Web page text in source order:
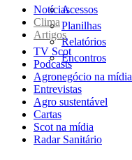
Acessos
Planilhas
Relatórios
Encontros
Notícias
Clima
Artigos
TV Scot
Podcasts
Agronegócio na mídia
Entrevistas
Agro sustentável
Cartas
Scot na mídia
Radar Sanitário